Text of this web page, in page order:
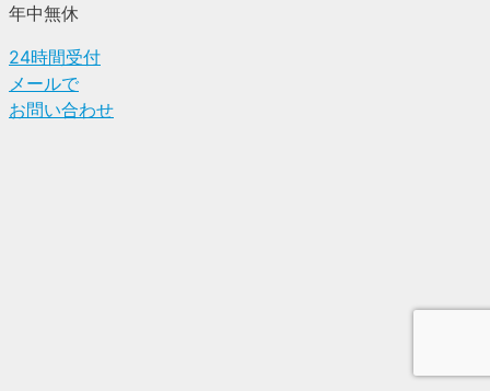
年中無休
24時間受付
メールで
お問い合わせ